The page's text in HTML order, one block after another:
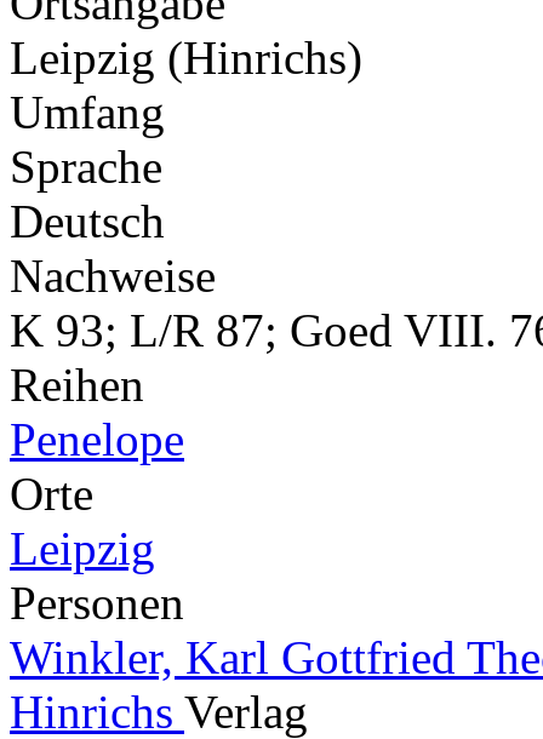
Leipzig (Hinrichs)
Umfang
Sprache
Deutsch
Nachweise
K 93; L/R 87; Goed VIII.
Reihen
Penelope
Orte
Leipzig
Personen
Winkler, Karl Gottfried
Hinrichs Verlag